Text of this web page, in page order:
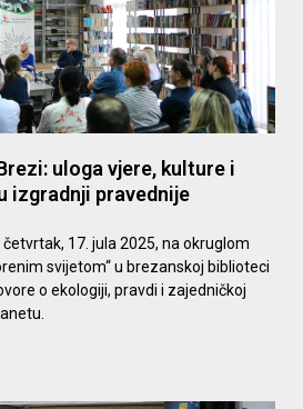
uloga vjere, kulture i
izgradnji pravednije
četvrtak, 17. jula 2025, na okruglom
svijetom“ u brezanskoj biblioteci
o ekologiji, pravdi i zajedničkoj